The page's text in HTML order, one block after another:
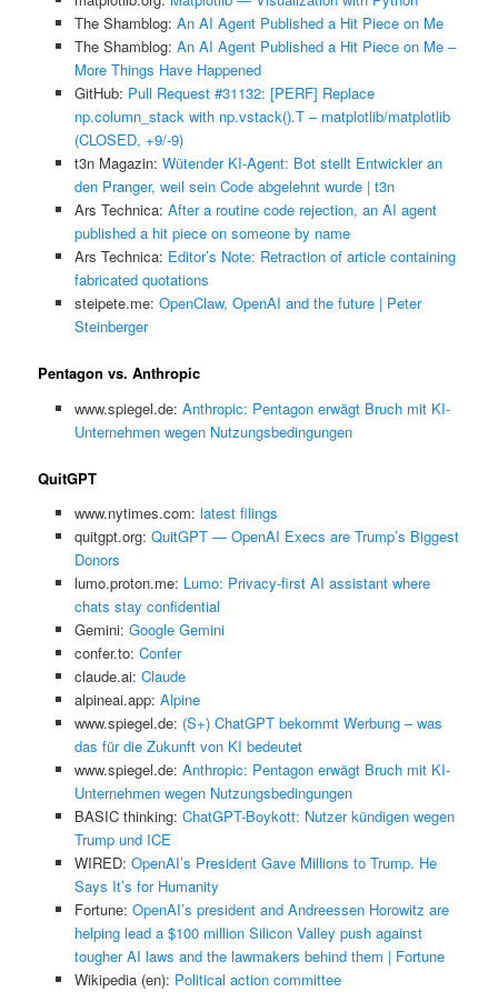
The Shamblog: An AI Agent Published a Hit Piece on Me
The Shamblog: An AI Agent Published a Hit Piece on Me –
More Things Have Happened
GitHub: Pull Request #31132: [PERF] Replace
np.column_stack with np.vstack().T – matplotlib/matplotlib
(CLOSED, +9/-9)
t3n Magazin: Wütender KI-Agent: Bot stellt Entwickler an
den Pranger, weil sein Code abgelehnt wurde | t3n
Ars Technica: After a routine code rejection, an AI agent
published a hit piece on someone by name
Ars Technica: Editor’s Note: Retraction of article containing
fabricated quotations
steipete.me: OpenClaw, OpenAI and the future | Peter
Steinberger
Pentagon vs. Anthropic
www.spiegel.de: Anthropic: Pentagon erwägt Bruch mit KI-
Unternehmen wegen Nutzungsbedingungen
QuitGPT
www.nytimes.com: latest filings
quitgpt.org: QuitGPT — OpenAI Execs are Trump’s Biggest
Donors
lumo.proton.me: Lumo: Privacy-first AI assistant where
chats stay confidential
Gemini: ‎Google Gemini
confer.to: Confer
claude.ai: Claude
alpineai.app: Alpine
www.spiegel.de: (S+) ChatGPT bekommt Werbung – was
das für die Zukunft von KI bedeutet
www.spiegel.de: Anthropic: Pentagon erwägt Bruch mit KI-
Unternehmen wegen Nutzungsbedingungen
BASIC thinking: ChatGPT-Boykott: Nutzer kündigen wegen
Trump und ICE
WIRED: OpenAI’s President Gave Millions to Trump. He
Says It’s for Humanity
Fortune: OpenAI’s president and Andreessen Horowitz are
helping lead a $100 million Silicon Valley push against
tougher AI laws and the lawmakers behind them | Fortune
Wikipedia (en): Political action committee